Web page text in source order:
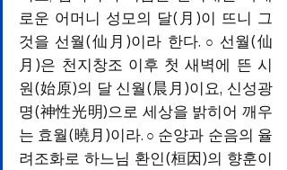
로운 어머니 성모의 달(月)이 뜨니 그
것을 선월(仙月)이라 한다. ○ 선월(仙
月)은 천지창조 이후 첫 새벽에 뜬 시
원(始原)의 달 신월(晨月)이요, 신성광
명(神性光明)으로 세상을 밝히어 깨우
는 효월(曉月)이라. ○ 순양과 순음의 율
려조화로 하느님 환인(桓因)의 향훈이